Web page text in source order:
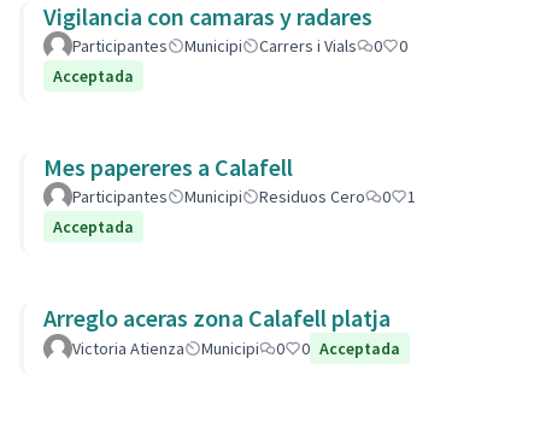
Vigilancia con camaras y radares
Participantes Municipi Carrers i Vials 0
0
Acceptada
Mes papereres a Calafell
Participantes Municipi Residuos Cero 0
1
Acceptada
Arreglo aceras zona Calafell platja
Victoria Atienza Municipi 0 0 Acceptada